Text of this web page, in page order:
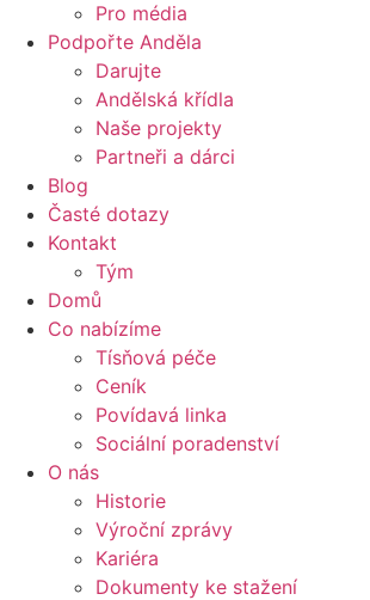
Pro média
Podpořte Anděla
Darujte
Andělská křídla
Naše projekty
Partneři a dárci
Blog
Časté dotazy
Kontakt
Tým
Domů
Co nabízíme
Tísňová péče
Ceník
Povídavá linka
Sociální poradenství
O nás
Historie
Výroční zprávy
Kariéra
Dokumenty ke stažení